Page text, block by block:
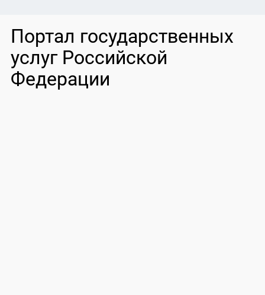
Портал государственных
услуг Российской
Федерации